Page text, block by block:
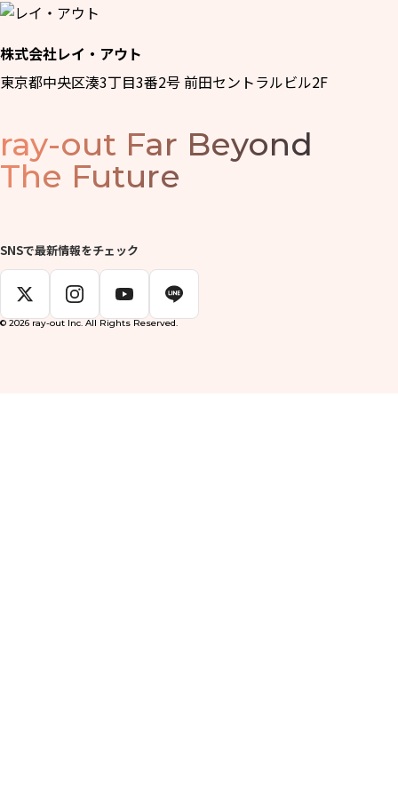
株式会社レイ・アウト
東京都中央区湊3丁目3番2号 前田セントラルビル2F
ray-out Far Beyond
The Future
SNSで最新情報をチェック
© 2026 ray-out Inc. All Rights Reserved.